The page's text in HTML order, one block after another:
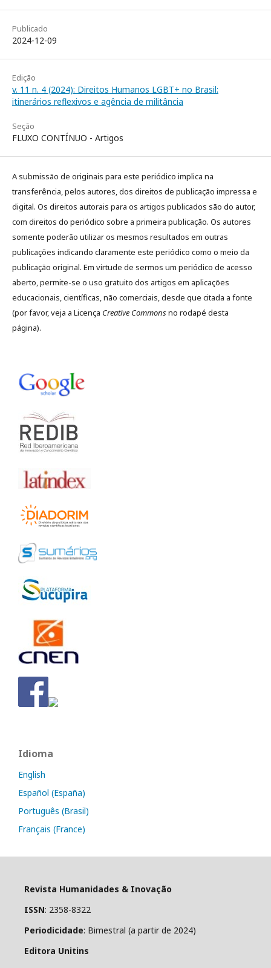
Publicado
2024-12-09
Edição
v. 11 n. 4 (2024): Direitos Humanos LGBT+ no Brasil:
itinerários reflexivos e agência de militância
Seção
FLUXO CONTÍNUO - Artigos
A submissão de originais para este periódico implica na
transferência, pelos autores, dos direitos de publicação impressa e
digital. Os direitos autorais para os artigos publicados são do autor,
com direitos do periódico sobre a primeira publicação. Os autores
somente poderão utilizar os mesmos resultados em outras
publicações indicando claramente este periódico como o meio da
publicação original. Em virtude de sermos um periódico de acesso
aberto, permite-se o uso gratuito dos artigos em aplicações
educacionais, científicas, não comerciais, desde que citada a fonte
(por favor, veja a Licença Creative Commonsno rodapé desta
página).
Idioma
English
Español (España)
Português (Brasil)
Français (France)
Revista Humanidades & Inovação
ISSN: 2358-8322
Periodicidade: Bimestral (a partir de 2024)
Editora Unitins